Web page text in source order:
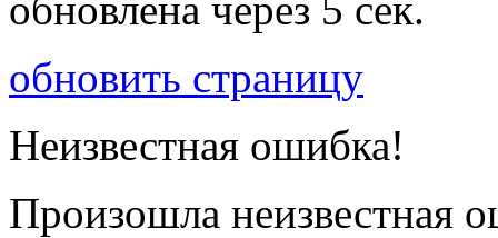
обновить страницу
Неизвестная ошибка!
Произошла неизвестная